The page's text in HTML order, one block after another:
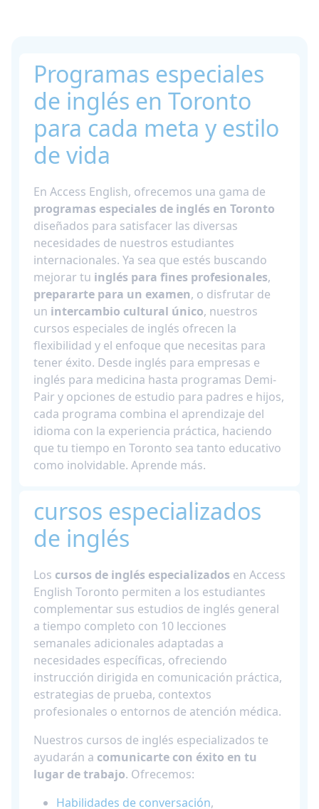
Programas especiales
de inglés en Toronto
para cada meta y estilo
de vida
En Access English, ofrecemos una gama de
programas especiales de inglés en Toronto
diseñados para satisfacer las diversas
necesidades de nuestros estudiantes
internacionales. Ya sea que estés buscando
mejorar tu inglés para fines profesionales,
prepararte para un examen, o disfrutar de
un intercambio cultural único, nuestros
cursos especiales de inglés ofrecen la
flexibilidad y el enfoque que necesitas para
tener éxito. Desde inglés para empresas e
inglés para medicina hasta programas Demi-
Pair y opciones de estudio para padres e hijos,
cada programa combina el aprendizaje del
idioma con la experiencia práctica, haciendo
que tu tiempo en Toronto sea tanto educativo
como inolvidable. Aprende más.
cursos especializados
de inglés
Los cursos de inglés especializados en Access
English Toronto permiten a los estudiantes
complementar sus estudios de inglés general
a tiempo completo con 10 lecciones
semanales adicionales adaptadas a
necesidades específicas, ofreciendo
instrucción dirigida en comunicación práctica,
estrategias de prueba, contextos
profesionales o entornos de atención médica.
Nuestros cursos de inglés especializados te
ayudarán a comunicarte con éxito en tu
lugar de trabajo. Ofrecemos:
Habilidades de conversación,